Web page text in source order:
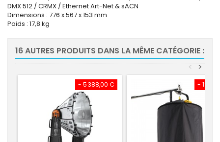
DMX 512 / CRMX / Ethernet Art-Net & sACN
Dimensions : 776 x 567 x 153 mm
Poids : 17,8 kg
16 AUTRES PRODUITS DANS LA MÊME CATÉGORIE :
>
<
- 5 388,00 € - 19,54